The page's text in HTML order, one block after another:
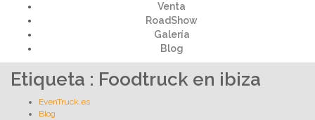
Venta
RoadShow
Galería
Blog
Etiqueta : Foodtruck en ibiza
EvenTruck.es
Blog